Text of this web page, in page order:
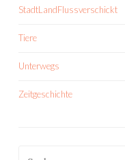
StadtLandFlussverschickt
Tiere
Unterwegs
Zeitgeschichte